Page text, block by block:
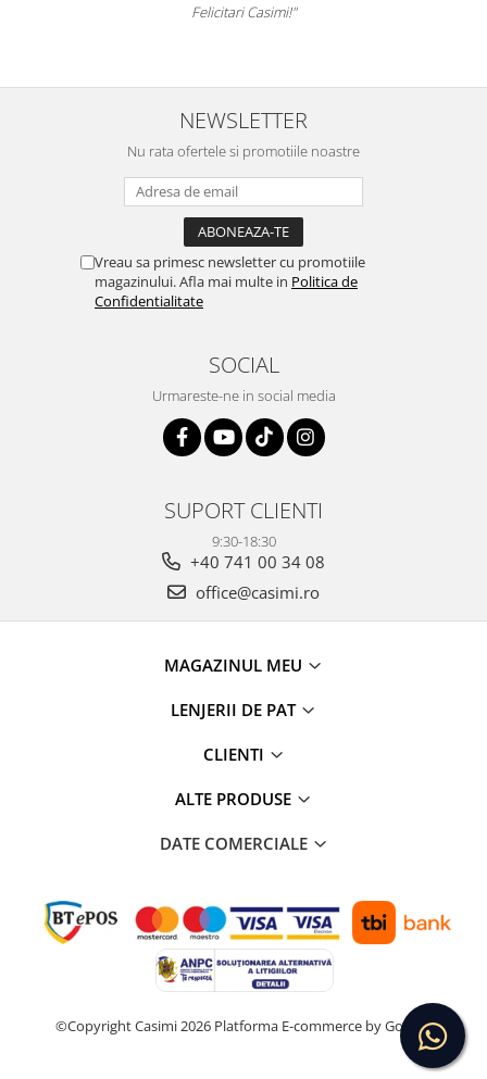
Felicitari Casimi!"
NEWSLETTER
Nu rata ofertele si promotiile noastre
Vreau sa primesc newsletter cu promotiile
magazinului. Afla mai multe in Politica de
Confidentialitate
SOCIAL
Urmareste-ne in social media
SUPORT CLIENTI
9:30-18:30
+40 741 00 34 08
office@casimi.ro
MAGAZINUL MEU
LENJERII DE PAT
CLIENTI
ALTE PRODUSE
DATE COMERCIALE
©Copyright Casimi 2026 Platforma E-commerce by Gomag